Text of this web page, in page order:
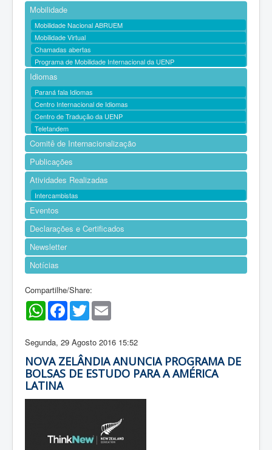
Mobilidade
Mobilidade Nacional ABRUEM
Mobilidade Virtual
Chamadas abertas
Programa de Mobilidade Internacional da UENP
Idiomas
Paraná fala Idiomas
Centro Internacional de Idiomas
Centro de Tradução da UENP
Teletandem
Comitê de Internacionalização
Publicações
Atividades Realizadas
Intercambistas
Eventos
Declarações e Certificados
Newsletter
Notícias
Compartilhe/Share:
WhatsAppFacebookTwitter
Segunda, 29 Agosto 2016 15:52
NOVA ZELÂNDIA ANUNCIA PROGRAMA DE
BOLSAS DE ESTUDO PARA A AMÉRICA
LATINA